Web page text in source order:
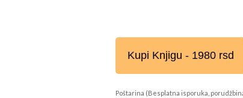
Kupi Knjigu - 1980 rsd
Poštarina (Besplatna isporuka,